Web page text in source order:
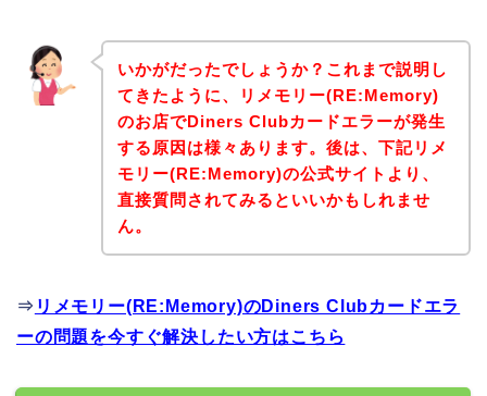
いかがだったでしょうか？これまで説明し
てきたように、リメモリー(RE:Memory)
のお店でDiners Clubカードエラーが発生
する原因は様々あります。後は、下記リメ
モリー(RE:Memory)の公式サイトより、
直接質問されてみるといいかもしれませ
ん。
⇒ リメモリー(RE:Memory)のDiners Clubカードエラ
ーの問題を今すぐ解決したい方はこちら